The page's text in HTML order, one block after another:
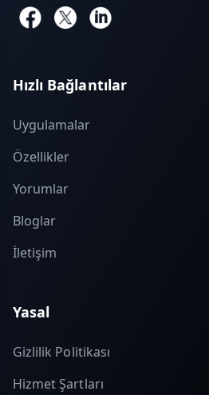
Hızlı Bağlantılar
Uygulamalar
Özellikler
Yorumlar
Bloglar
İletişim
Yasal
Gizlilik Politikası
Hizmet Şartları